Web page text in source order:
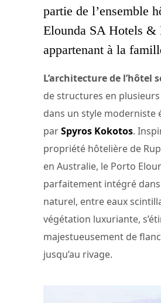
partie de l’ensemble
Elounda SA Hotels &
appartenant à la
L’architecture de l’hôtel
de structures en
dans un style moderniste
parSpyros Kokotos.
propriété hôtelière de
en Australie, le Porto
parfaitement intégré
naturel, entre eaux
végétation luxuriante,
majestueusement de
jusqu’au rivage.